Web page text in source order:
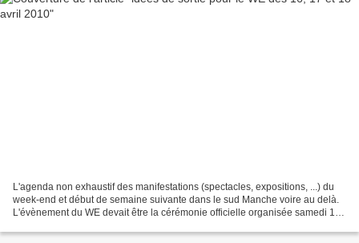
L'agenda non exhaustif des manifestations (spectacles, expositions, ...) du
week-end et début de semaine suivante dans le sud Manche voire au delà.
L'évènement du WE devait être la cérémonie officielle organisée samedi 17